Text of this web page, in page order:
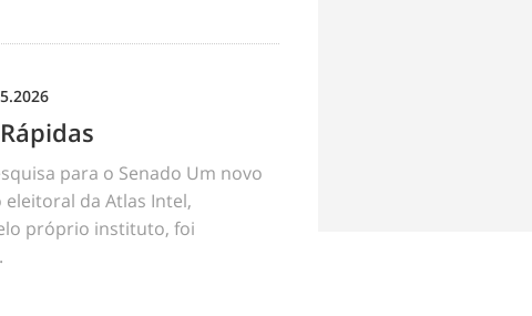
para o Senado Um novo
da Atlas Intel,
próprio instituto, foi